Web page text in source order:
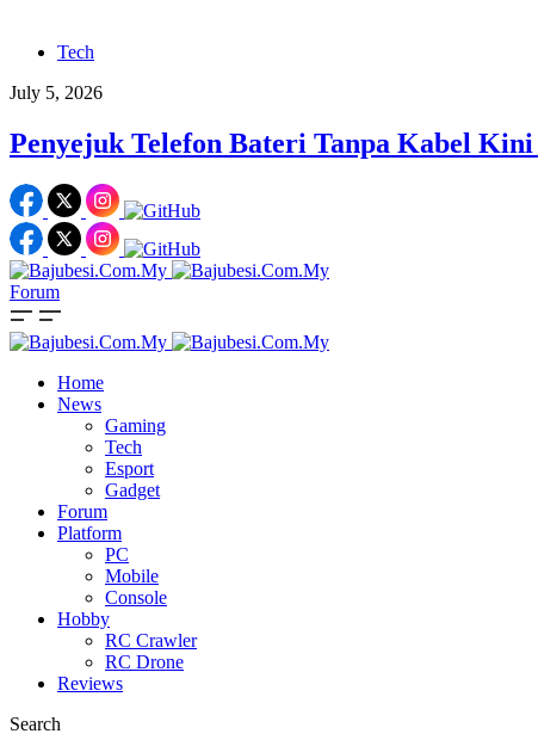
Tech
July 5, 2026
Penyejuk Telefon Bateri Tanpa Kabel
Forum
Home
News
Gaming
Tech
Esport
Gadget
Forum
Platform
PC
Mobile
Console
Hobby
RC Crawler
RC Drone
Reviews
Search